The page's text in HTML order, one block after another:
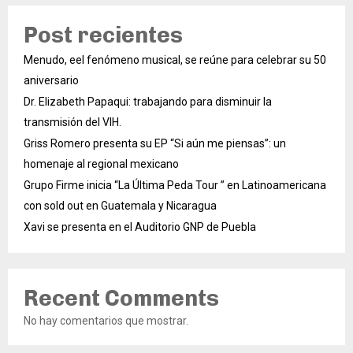
Post recientes
Menudo, eel fenómeno musical, se reúne para celebrar su 50
aniversario
Dr. Elizabeth Papaqui: trabajando para disminuir la
transmisión del VIH.
Griss Romero presenta su EP “Si aún me piensas”: un
homenaje al regional mexicano
Grupo Firme inicia “La Última Peda Tour ” en Latinoamericana
con sold out en Guatemala y Nicaragua
Xavi se presenta en el Auditorio GNP de Puebla
Recent Comments
No hay comentarios que mostrar.